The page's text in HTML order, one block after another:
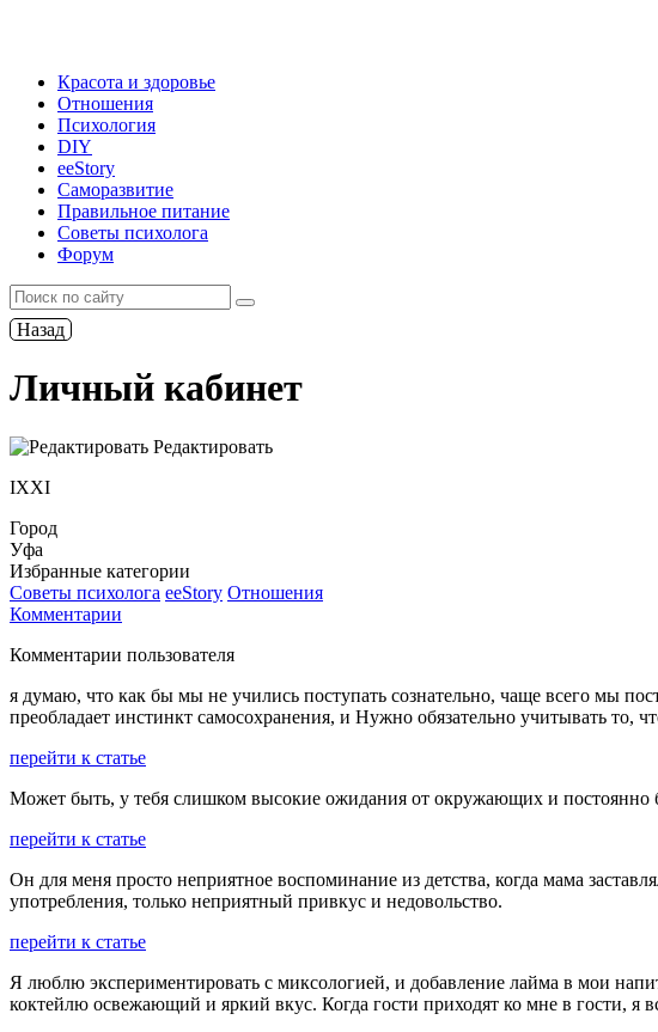
Красота и здоровье
Отношения
Психология
DIY
ееStory
Саморазвитие
Правильное питание
Советы психолога
Форум
Назад
Личный кабинет
Редактировать
IXXI
Город
Уфа
Избранные категории
Советы психолога ееStory Отношения
Комментарии
Комментарии пользователя
я думаю, что как бы мы не учились поступать сознательно, чаще всего мы
преобладает инстинкт самосохранения, и Нужно обязательно учитывать то,
перейти к статье
Может быть, у тебя слишком высокие ожидания от окружающих и постоянно
перейти к статье
Он для меня просто неприятное воспоминание из детства, когда мама
употребления, только неприятный привкус и недовольство.
перейти к статье
Я люблю экспериментировать с миксологией, и добавление лайма в мои
коктейлю освежающий и яркий вкус. Когда гости приходят ко мне в гости, я